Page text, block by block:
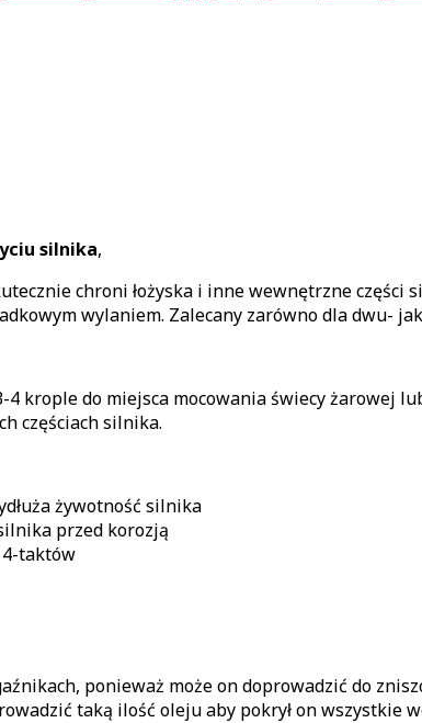
silnika,
chroni łożyska i inne wewnętrzne
wylaniem. Zalecany zarówno dla dwu-
krople do miejsca mocowania świecy żarowej
częściach silnika.
żywotność silnika
przed korozją
taktów
ponieważ może on doprowadzić do
taką ilość oleju aby pokrył on wszystkie